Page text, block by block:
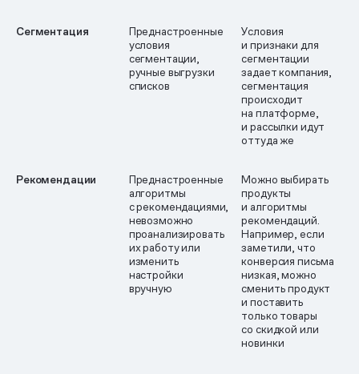
Сегментация
Преднастроенные
условия
сегментации,
ручные выгрузки
списков
Условия
и признаки для
сегментации
задает компания,
сегментация
происходит
на платформе,
и рассылки идут
оттуда же
Рекомендации
Преднастроенные
алгоритмы
с рекомендациями,
невозможно
проанализировать
их работу или
изменить
настройки
вручную
Можно выбирать
продукты
и алгоритмы
рекомендаций.
Например, если
заметили, что
конверсия письма
низкая, можно
сменить продукт
и поставить
только товары
со скидкой или
новинки